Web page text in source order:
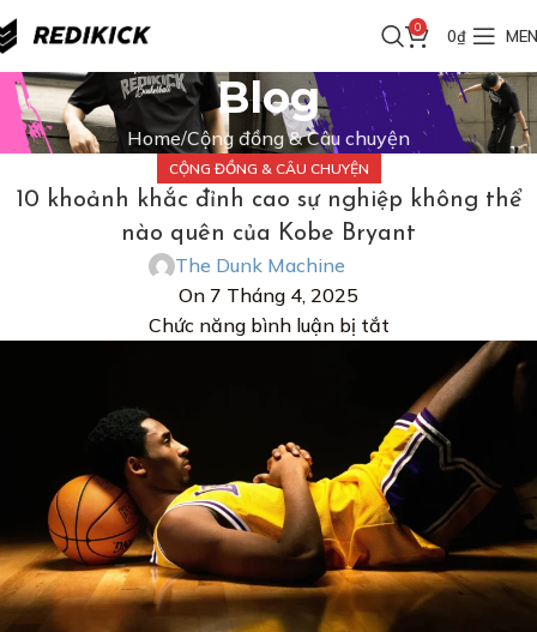
0 0₫
Blog
Home Cộng đồng & Câu chuyện
CỘNG ĐỒNG & CÂU CHUYỆN
10 khoảnh khắc đỉnh cao sự nghiệp không thể
nào quên của Kobe Bryant
The Dunk Machine
On 7 Tháng 4, 2025
Chức năng bình luận bị tắt
đơn từ 200KFREESHIP đơn từ 200K FREESHIP đơn từ